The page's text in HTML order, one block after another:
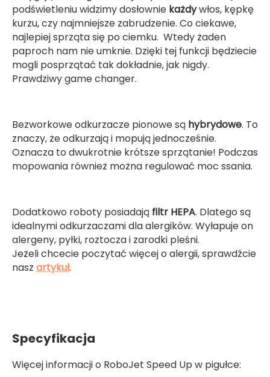
podświetleniu widzimy dosłownie każdywłos, kępkę
kurzu, czy najmniejsze zabrudzenie. Co ciekawe,
najlepiej sprząta się po ciemku. Wtedy żaden
paproch nam nie umknie. Dzięki tej funkcji będziecie
mogli posprzątać tak dokładnie, jak nigdy.
Prawdziwy game changer.
Bezworkowe odkurzacze pionowe są hybrydowe. To
znaczy, że odkurzają i mopują jednocześnie.
Oznacza to dwukrotnie krótsze sprzątanie! Podczas
mopowania również można regulować moc ssania.
Dodatkowo roboty posiadają filtr HEPA. Dlatego są
idealnymi odkurzaczami dla alergików. Wyłapuje on
alergeny, pyłki, roztocza i zarodki pleśni.
Jeżeli chcecie poczytać więcej o alergii, sprawdźcie
nasz artykuł.
Specyfikacja
Więcej informacji o RoboJet Speed Up w pigułce: